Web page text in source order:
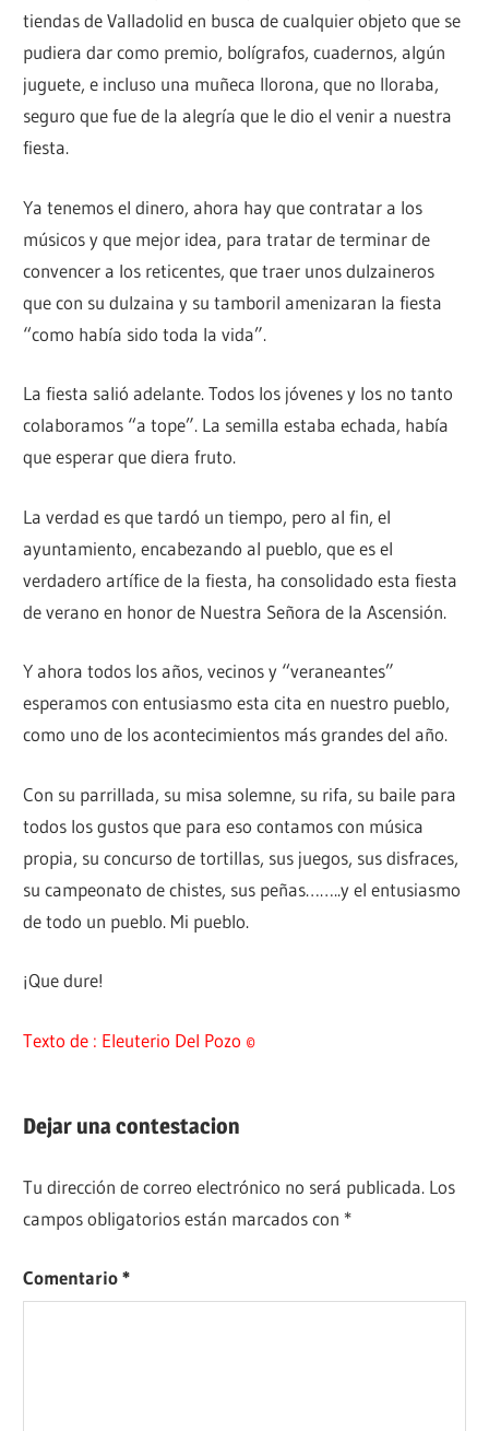
tiendas de Valladolid en busca de cualquier objeto que se
pudiera dar como premio, bolígrafos, cuadernos, algún
juguete, e incluso una muñeca llorona, que no lloraba,
seguro que fue de la alegría que le dio el venir a nuestra
fiesta.
Ya tenemos el dinero, ahora hay que contratar a los
músicos y que mejor idea, para tratar de terminar de
convencer a los reticentes, que traer unos dulzaineros
que con su dulzaina y su tamboril amenizaran la fiesta
“como había sido toda la vida”.
La fiesta salió adelante. Todos los jóvenes y los no tanto
colaboramos “a tope”. La semilla estaba echada, había
que esperar que diera fruto.
La verdad es que tardó un tiempo, pero al fin, el
ayuntamiento, encabezando al pueblo, que es el
verdadero artífice de la fiesta, ha consolidado esta fiesta
de verano en honor de Nuestra Señora de la Ascensión.
Y ahora todos los años, vecinos y “veraneantes”
esperamos con entusiasmo esta cita en nuestro pueblo,
como uno de los acontecimientos más grandes del año.
Con su parrillada, su misa solemne, su rifa, su baile para
todos los gustos que para eso contamos con música
propia, su concurso de tortillas, sus juegos, sus disfraces,
su campeonato de chistes, sus peñas……..y el entusiasmo
de todo un pueblo. Mi pueblo.
¡Que dure!
Texto de : Eleuterio Del Pozo ©
Dejar una contestacion
Tu dirección de correo electrónico no será publicada. Los
campos obligatorios están marcados con *
Comentario*